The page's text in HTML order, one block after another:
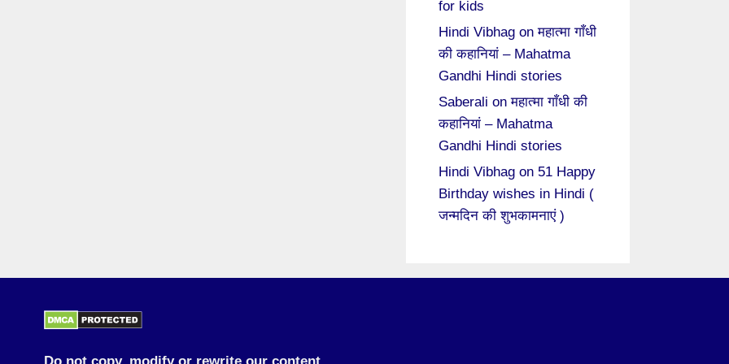
for kids
Hindi Vibhag onमहात्मा गाँधी
की कहानियां – Mahatma
Gandhi Hindi stories
Saberali onमहात्मा गाँधी की
कहानियां – Mahatma
Gandhi Hindi stories
Hindi Vibhag on 51 Happy
Birthday wishes in Hindi (
जन्मदिन की शुभकामनाएं )